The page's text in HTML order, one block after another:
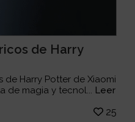
de Harry
de Harry Potter de Xiaomi
de magia y tecnol... Leer
25